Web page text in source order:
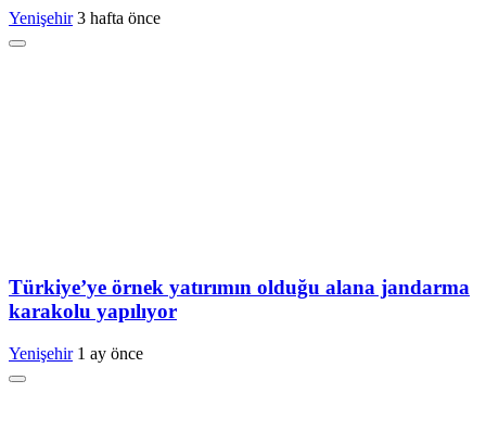
Yenişehir 3 hafta önce
Türkiye’ye örnek yatırımın olduğu alana jandarma
karakolu yapılıyor
Yenişehir 1 ay önce